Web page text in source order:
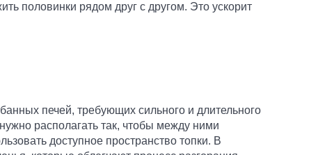
половинки рядом друг с другом. Это ускорит
печей, требующих сильного и длительного
располагать так, чтобы между ними
доступное пространство топки. В